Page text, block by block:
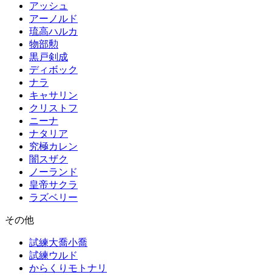
アッシュ
アーノルド
琉高ハルカ
物部勲
黒戸剣成
ディボック
ナラ
キャサリン
クリストフ
ニーナ
ナタリア
究極カレン
闇スザク
ノーランド
皇帝サクラ
ラズベリー
その他
試練大喬小喬
試練ウルド
からくりモトナリ